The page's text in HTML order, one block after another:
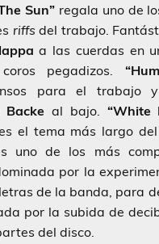
Sun” regala uno de
riffsdel trabajo.
a las cuerdas en
pegadizos.
para el trabajo
Backe al bajo. “White
el tema más largo
uno de los más
por la
de la banda, para
por la subida de
del disco.